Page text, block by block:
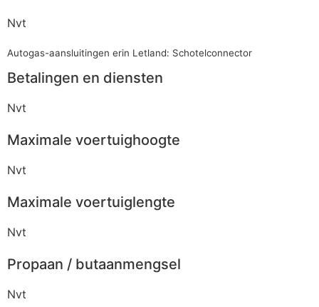
Nvt
Autogas-aansluitingen erin Letland: Schotelconnector
Betalingen en diensten
Nvt
Maximale voertuighoogte
Nvt
Maximale voertuiglengte
Nvt
Propaan / butaanmengsel
Nvt